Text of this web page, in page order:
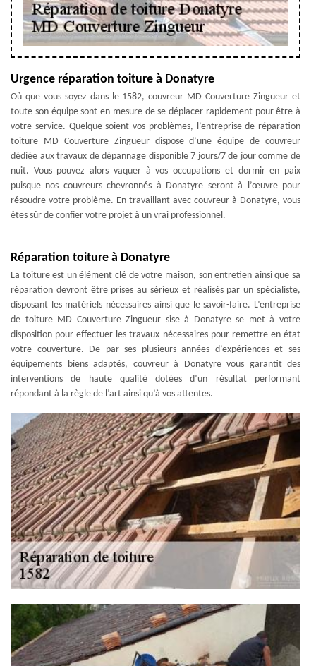
Urgence réparation toiture à Donatyre
Où que vous soyez dans le 1582, couvreur MD Couverture Zingueur et
toute son équipe sont en mesure de se déplacer rapidement pour être à
votre service. Quelque soient vos problèmes, l’entreprise de réparation
toiture MD Couverture Zingueur dispose d’une équipe de couvreur
dédiée aux travaux de dépannage disponible 7 jours/7 de jour comme de
nuit. Vous pouvez alors vaquer à vos occupations et dormir en paix
puisque nos couvreurs chevronnés à Donatyre seront à l’œuvre pour
résoudre votre problème. En travaillant avec couvreur à Donatyre, vous
êtes sûr de confier votre projet à un vrai professionnel.
Réparation toiture à Donatyre
La toiture est un élément clé de votre maison, son entretien ainsi que sa
réparation devront être prises au sérieux et réalisés par un spécialiste,
disposant les matériels nécessaires ainsi que le savoir-faire. L’entreprise
de toiture MD Couverture Zingueur sise à Donatyre se met à votre
disposition pour effectuer les travaux nécessaires pour remettre en état
votre couverture. De par ses plusieurs années d’expériences et ses
équipements biens adaptés, couvreur à Donatyre vous garantit des
interventions de haute qualité dotées d’un résultat performant
répondant à la règle de l’art ainsi qu’à vos attentes.